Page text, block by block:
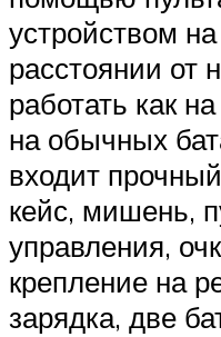
устройством
расстоянии от
работать как
на обычных
входит
кейс, мишень,
управления,
крепление на
зарядка, две